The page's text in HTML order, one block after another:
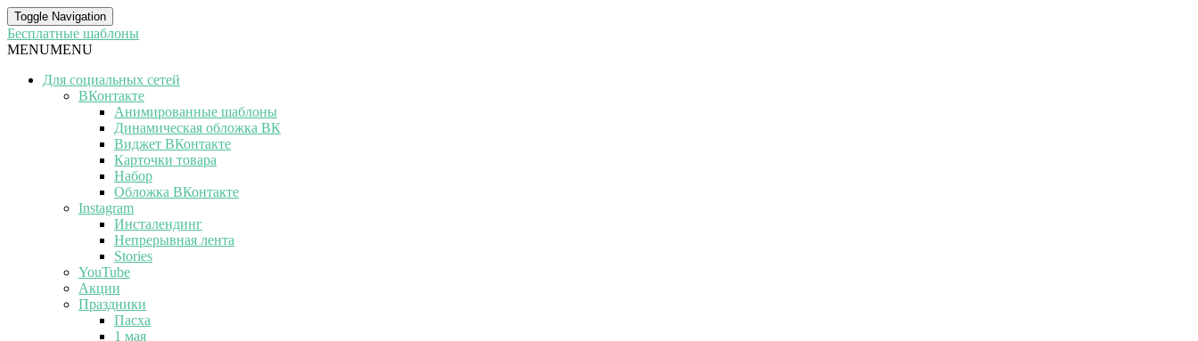
Toggle Navigation
Бесплатные шаблоны
MENUMENU
Для социальных сетей
ВКонтакте
Анимированные шаблоны
Динамическая обложка ВК
Виджет ВКонтакте
Карточки товара
Набор
Обложка ВКонтакте
Instagram
Инсталендинг
Непрерывная лента
Stories
YouTube
Акции
Праздники
Пасха
1 мая